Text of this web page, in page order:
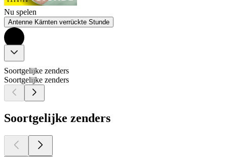
Nu spelen
Antenne Kärnten verrückte Stunde
Soortgelijke zenders
Soortgelijke zenders
Soortgelijke zenders